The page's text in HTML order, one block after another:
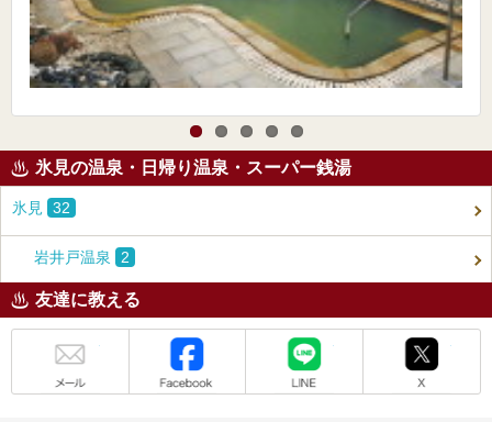
氷見の温泉・日帰り温泉・スーパー銭湯
氷見 32
岩井戸温泉 2
友達に教える